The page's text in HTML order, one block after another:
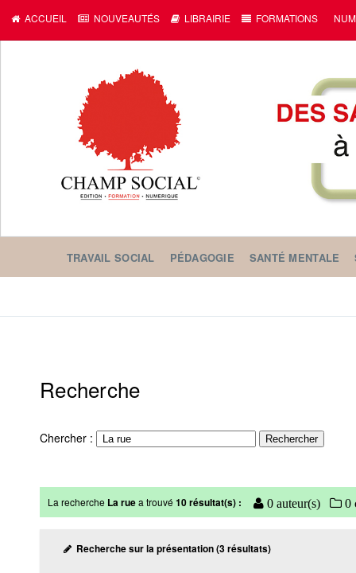
ACCUEIL NOUVEAUTÉS LIBRAIRIE FORMATIONS
TRAVAIL SOCIAL PÉDAGOGIE SANTÉ MENTALE
Recherche
Chercher :
La recherche La ruea trouvé10 résultat(s) : 0 auteur(s) 0
Recherche sur la présentation (3 résultats)